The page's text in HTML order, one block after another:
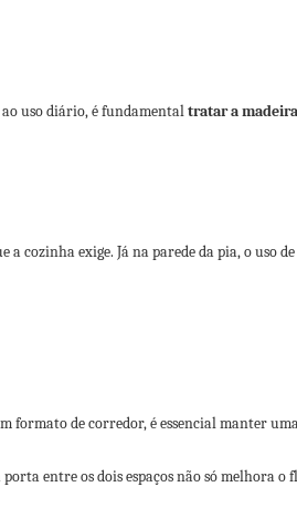
uso diário, é fundamentaltratar a madeira
cozinha exige. Já na parede da pia, o uso de
formato de corredor, é essencial manter
entre os dois espaços não só melhora